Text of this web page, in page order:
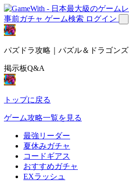
事前ガチャ ゲーム検索 ログイン
パズドラ攻略｜パズル＆ドラゴンズ
掲示板Q&A
トップに戻る
ゲーム攻略一覧を見る
最強リーダー
夏休みガチャ
コードギアス
おすすめガチャ
EXラッシュ